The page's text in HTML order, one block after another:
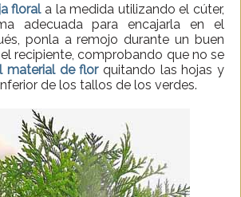
florala la medida utilizando el cúter,
adecuada para encajarla en el
ponla a remojo durante un buen
recipiente, comprobando que no se
material de florquitando las hojas y
de los tallos de los verdes.